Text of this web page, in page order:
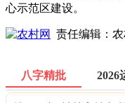
心示范区建设。
责任编辑：农
八字精批 2026